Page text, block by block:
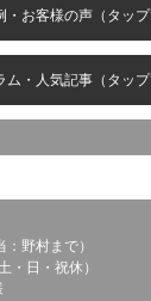
お客様の声（タップ
・人気記事（タップ
野村まで）
・日・祝休）